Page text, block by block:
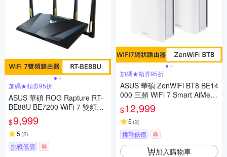
加碼★領券95折
ASUS 華碩 ROG Rapture RT-
BE88U BE7200 WiFi 7 雙頻電
競路由器
$9,999
5 (2)
挑戰低價 券
加碼★領券95折
ASUS 華碩 ZenWiFi BT8 BE14
000 三頻 WiFi 7 Smart AiMesh
網狀路由器(分享器) -二入組
$12,999
5 (3)
挑戰低價 券
加入購物車